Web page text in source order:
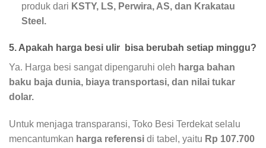
produk dari KSTY, LS, Perwira, AS, dan Krakatau
Steel.
5. Apakah harga besi ulir bisa berubah setiap minggu?
Ya. Harga besi sangat dipengaruhi oleh harga bahan
baku baja dunia, biaya transportasi, dan nilai tukar
dolar.
Untuk menjaga transparansi, Toko Besi Terdekat selalu
mencantumkan harga referensi di tabel, yaitu Rp 107.700